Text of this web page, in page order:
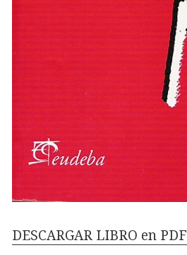
DESCARGAR LIBRO en PDF